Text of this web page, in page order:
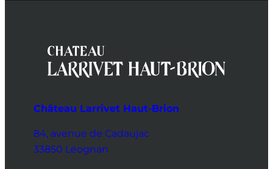
Château Larrivet Haut-Brion
84, avenue de Cadaujac
33850 Léognan